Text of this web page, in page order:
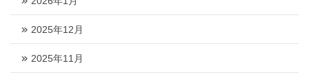
2025年12月
2025年11月